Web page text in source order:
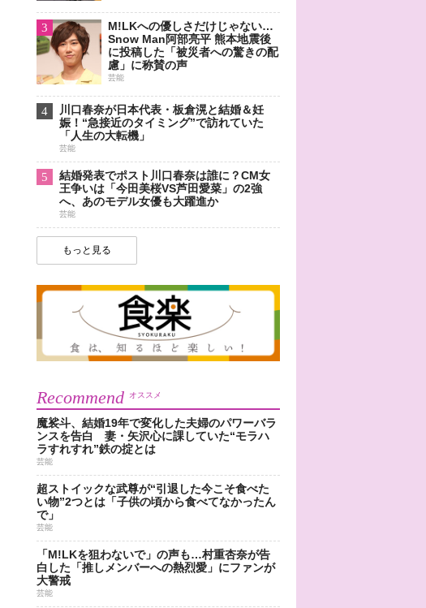
3
M!LKへの優しさだけじゃない…
Snow Man阿部亮平 熊本地震後
に投稿した「被災者への驚きの配
慮」に称賛の声
芸能
4
川口春奈が日本代表・板倉滉と結婚＆妊
娠！“急接近のタイミング”で訪れていた
「人生の大転機」
芸能
5
結婚発表でポスト川口春奈は誰に？CM女
王争いは「今田美桜VS芦田愛菜」の2強
へ、あのモデル女優も大躍進か
芸能
もっと見る
Recommend オススメ
魔裟斗、結婚19年で変化した夫婦のパワーバラ
ンスを告白 妻・矢沢心に課していた“モラハ
ラすれすれ”鉄の掟とは
芸能
超ストイックな武尊が“引退した今こそ食べた
い物”2つとは「子供の頃から食べてなかったん
で」
芸能
「M!LKを狙わないで」の声も…村重杏奈が告
白した「推しメンバーへの熱烈愛」にファンが
大警戒
芸能